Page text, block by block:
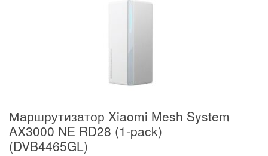
Маршрутизатор Xiaomi Mesh System
AX3000 NE RD28 (1-pack)
(DVB4465GL)